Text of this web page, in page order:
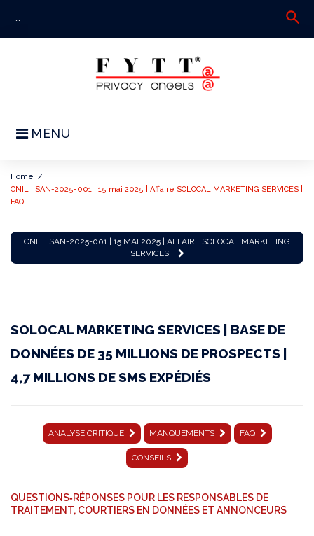
content
search
MENU
Home /
CNIL | SAN-2025-001 | 15 mai 2025 | Affaire SOLOCAL MARKETING SERVICES |
FAQ
CNIL
|
001
|
15
SOLOCAL
CNIL | SAN-2025-001 | 15 MAI 2025 | AFFAIRE SOLOCAL MARKETING
SERVICES |
SOLOCAL MARKETING SERVICES | BASE DE
DONNÉES DE 35 MILLIONS DE PROSPECTS |
4,7 MILLIONS DE SMS EXPÉDIÉS
ANALYSE CRITIQUE MANQUEMENTS FAQ
CONSEILS
QUESTIONS‑RÉPONSES POUR LES RESPONSABLES DE
TRAITEMENT, COURTIERS EN DONNÉES ET ANNONCEURS